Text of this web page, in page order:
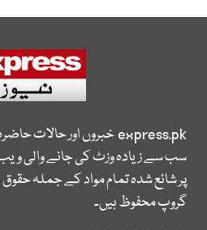
express.pkخبروں اور حالات
سب سے زیادہ وزٹ کی جانے والی
پر شائع شدہ تمام مواد کے جملہ
گروپ محفوظ ہیں۔